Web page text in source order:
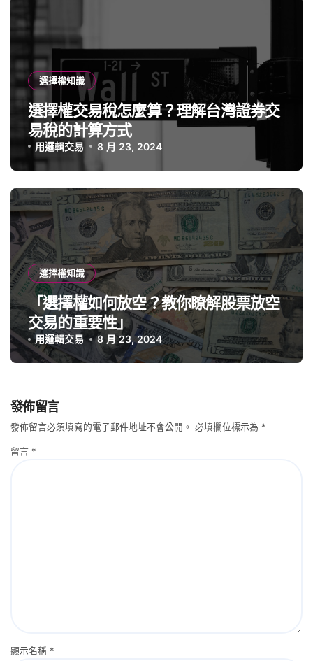
選擇權知識
選擇權交易稅怎麼算？理解台灣證券交
易稅的計算方式
用邏輯交易 8 月 23, 2024
選擇權知識
「選擇權如何放空？教你瞭解股票放空
交易的重要性」
用邏輯交易 8 月 23, 2024
發佈留言
發佈留言必須填寫的電子郵件地址不會公開。 必填欄位標示為 *
留言 *
顯示名稱 *